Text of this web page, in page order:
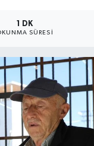
1 DK
SÜRESI